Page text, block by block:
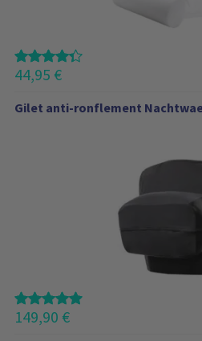
44,95 €
Gilet anti-ronflement
149,90 €